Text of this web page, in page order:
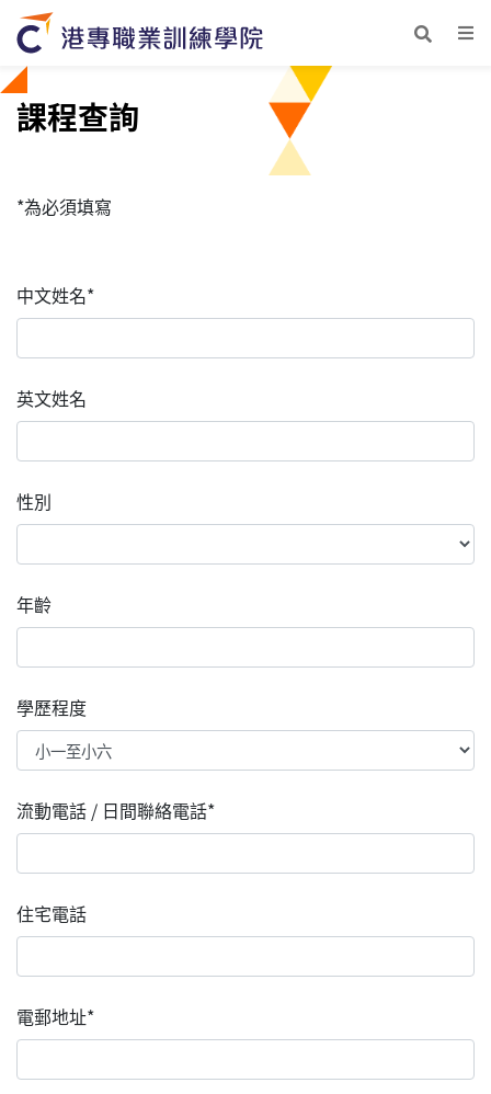
課程查詢
*為必須填寫
中文姓名*
英文姓名
性別
年齡
學歷程度
流動電話 / 日間聯絡電話*
住宅電話
電郵地址*